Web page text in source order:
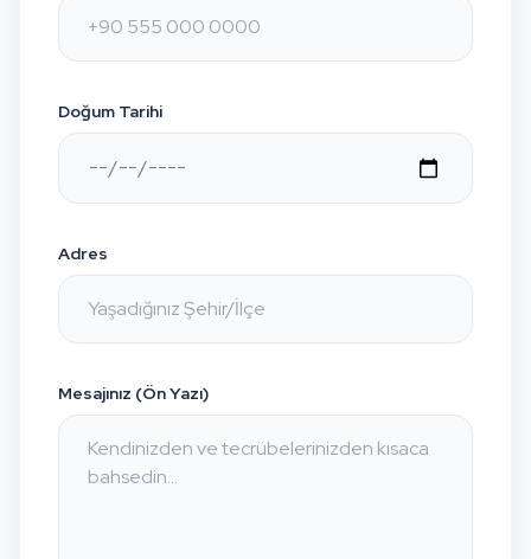
Doğum Tarihi
Adres
Mesajınız (Ön Yazı)